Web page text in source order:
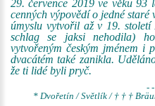
29. července 2019 ve věku 93
cenných výpovědí o jedné staré
úmyslu vytvořil až v 19. století
schlag se jaksi nehodila)
vytvořeným českým jménem i
dvacátém také zanikla.
že ti lidé byli pryč.
-
* Dvořetín / Světlík / † † †